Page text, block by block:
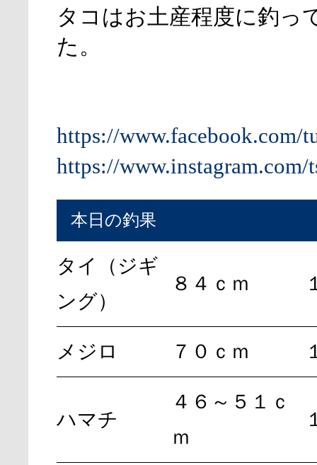
タコはお土産程度に釣っ
た。
https://www.facebook.com/
https://www.instagram.com/
本日の釣果
タイ（ジギ
ング）
８４ｃｍ
メジロ ７０ｃｍ
ハマチ
４６～５１ｃ
ｍ